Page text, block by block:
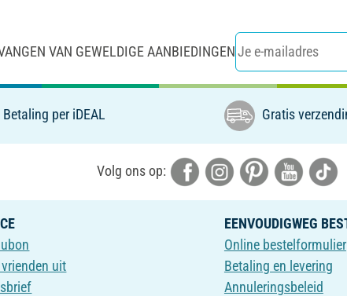
VAN GEWELDIGE AANBIEDINGEN
Betaling per iDEAL Gratis
Volg ons op:
uit
EENVOUDIGWEG
Online bestelformulier
Betaling en levering
Annuleringsbeleid